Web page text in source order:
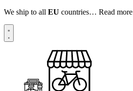
We ship to all EU countries… Read more